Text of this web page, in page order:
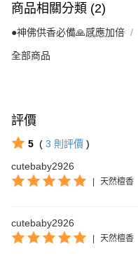
商品相關分類 (2)
●神佛供香必備🙏感應加倍
全部商品
評價
5 ( 3 則評價 )
cutebaby2926
| 天然檀香
cutebaby2926
| 天然檀香